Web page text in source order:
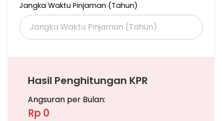
Jangka Waktu Pinjaman (Tahun)
Hasil Penghitungan KPR
Angsuran per Bulan:
Rp 0